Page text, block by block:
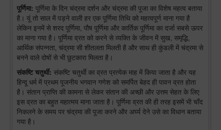
पूर्णिमा: पूर्णिमा के दिन चंद्रमा दर्शन और चंद्रमा की पूजा का विशेष महत्व बताया
है। यूं तो साल में पड़ने वाली हर एक पूर्णिमा तिथि को महत्वपूर्ण माना गया है
लेकिन इनमें से शरद पूर्णिमा, पौष पूर्णिमा और कार्तिक पूर्णिमा का दर्जा सबसे ऊपर
का माना गया है। पूर्णिमा व्रत को करने से व्यक्ति के जीवन में सुख, समृद्धि,
आर्थिक संपन्नता, चंद्रमा सी शीतलता मिलती है और साथ ही कुंडली में चंद्रमा से
बनने वाले दोषों से भी छुटकारा मिलता है।
संकष्टि चतुर्थी: संकष्टि चतुर्थी का व्रत प्रत्येक माह में किया जाता है और यह
हिन्दू धर्म में प्रथम पूजनीय भगवान गणेश को समर्पित बेहद ही पावन व्रत होता
है। संतान प्राप्ति की कामना से लेकर संतान की अच्छी और उत्तम सेहत के लिए
इस व्रत का बहुत महात्मय माना जाता है। पूर्णिमा व्रत की ही तरह इसमें भी चाँद
निकलने के समय पर चंद्रमा की पूजा करने और अर्घ्य देने उसे का विधान बताया
गया है।